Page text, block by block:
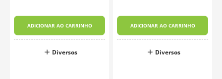
ADICIONAR AO CARRINHO
Diversos
ADICIONAR AO CARRINHO
Diversos